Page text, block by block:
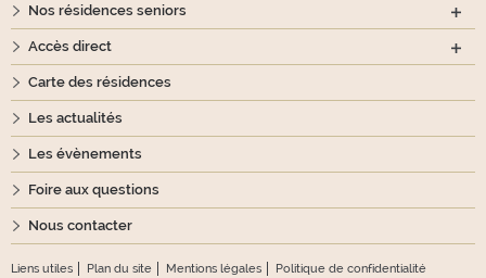
Nos résidences seniors
Accès direct
Carte des résidences
Les actualités
Les évènements
Foire aux questions
Nous contacter
Liens utiles Plan du site Mentions légales Politique de confidentialité